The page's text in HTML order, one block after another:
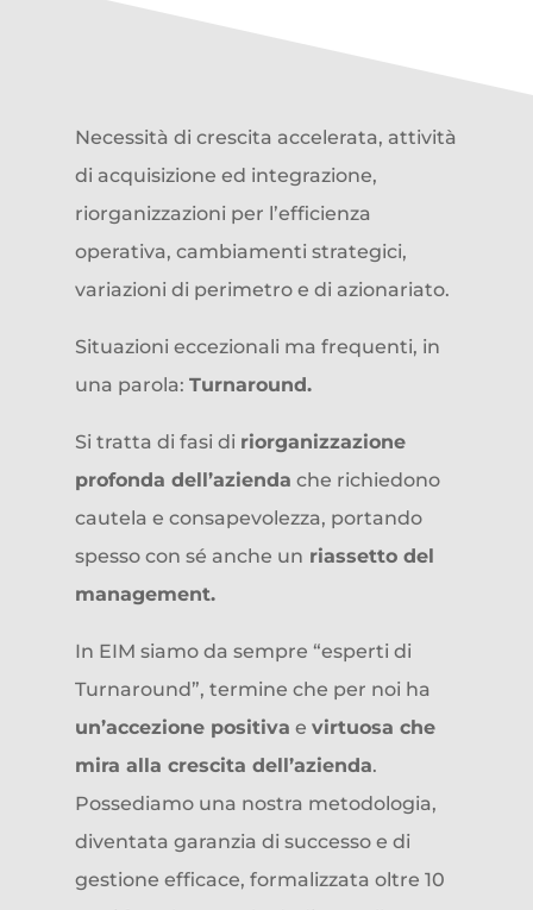
Necessità di crescita accelerata, attività
di acquisizione ed integrazione,
riorganizzazioni per l’efficienza
operativa, cambiamenti strategici,
variazioni di perimetro e di azionariato.
Situazioni eccezionali ma frequenti, in
una parola: Turnaround.
Si tratta di fasi di riorganizzazione
profonda dell’azienda che richiedono
cautela e consapevolezza, portando
spesso con sé anche un riassetto del
management.
In EIM siamo da sempre “esperti di
Turnaround”, termine che per noi ha
un’accezione positiva e virtuosa che
mira alla crescita dell’azienda.
Possediamo una nostra metodologia,
diventata garanzia di successo e di
gestione efficace, formalizzata oltre 10